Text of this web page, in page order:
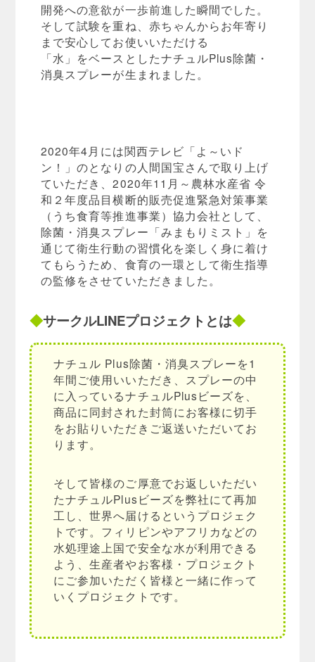
開発への意欲が一歩前進した瞬間でした。
そして試験を重ね、赤ちゃんからお年寄り
まで安心してお使いいただける
「水」をベースとしたナチュルPlus除菌・
消臭スプレーが生まれました。
2020年4月には関西テレビ「よ～いド
ン！」のとなりの人間国宝さんで取り上げ
ていただき、2020年11月～農林水産省 令
和２年度品目横断的販売促進緊急対策事業
（うち食育等推進事業）協力会社として、
除菌・消臭スプレー「みまもりミスト」を
通じて衛生行動の習慣化を楽しく身に着け
てもらうため、食育の一環として衛生指導
の監修をさせていただきました。
◆サークルLINEプロジェクトとは◆
ナチュル Plus除菌・消臭スプレーを1
年間ご使用いいただき、スプレーの中
に入っているナチュルPlusビーズを、
商品に同封された封筒にお客様に切手
をお貼りいただきご返送いただいてお
ります。
そして皆様のご厚意でお返しいただい
たナチュルPlusビーズを弊社にて再加
工し、世界へ届けるというプロジェク
トです。フィリピンやアフリカなどの
水処理途上国で安全な水が利用できる
よう、生産者やお客様・プロジェクト
にご参加いただく皆様と一緒に作って
いくプロジェクトです。